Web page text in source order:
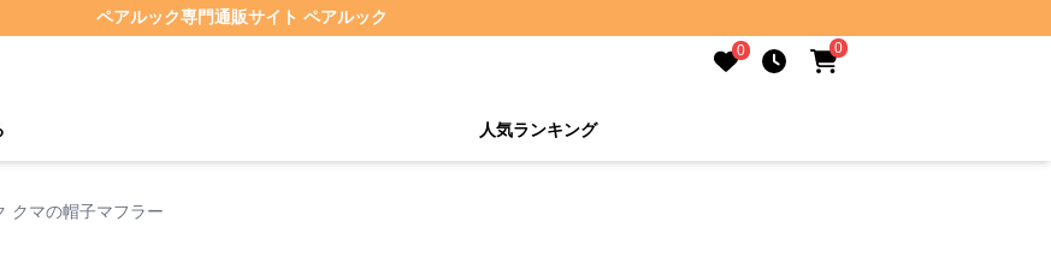
ペアルック専門通販サイト ペアルック
0 0
人気ランキング
クマの帽子マフラー